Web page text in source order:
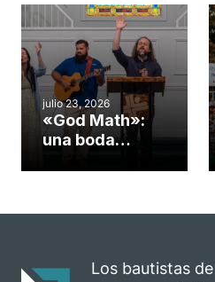
Cary se
convirtió en un
insólito campo
misionero te
cuento
julio 23, 2026
«God Math»:
una boda
celebra el
Los bautistas